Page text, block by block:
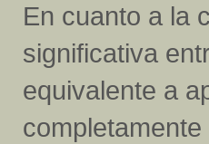
En cuanto a la
significativa
equivalente a